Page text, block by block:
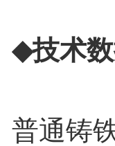
◆技术
普通铸